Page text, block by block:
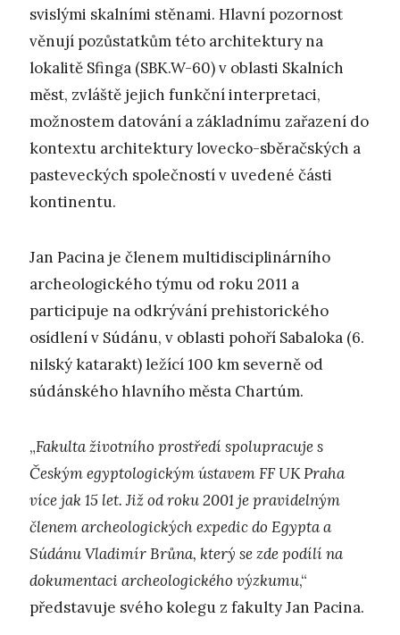
svislými skalními stěnami. Hlavní pozornost
věnují pozůstatkům této architektury na
lokalitě Sfinga (SBK.W-60) v oblasti Skalních
měst, zvláště jejich funkční interpretaci,
možnostem datování a základnímu zařazení do
kontextu architektury lovecko-sběračských a
pasteveckých společností v uvedené části
kontinentu.
Jan Pacina je členem multidisciplinárního
archeologického týmu od roku 2011 a
participuje na odkrývání prehistorického
osídlení v Súdánu, v oblasti pohoří Sabaloka (6.
nilský katarakt) ležící 100 km severně od
súdánského hlavního města Chartúm.
„Fakulta životního prostředí spolupracuje s
Českým egyptologickým ústavem FF UK Praha
více jak 15 let. Již od roku 2001 je pravidelným
členem archeologických expedic do Egypta a
Súdánu Vladimír Brůna, který se zde podílí na
dokumentaci archeologického výzkumu,“
představuje svého kolegu z fakulty Jan Pacina.